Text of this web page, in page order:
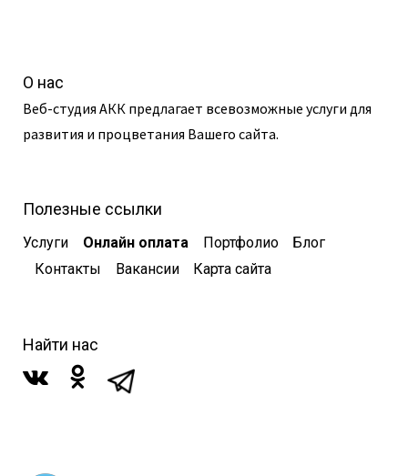
О нас
Веб-студия АКК предлагает всевозможные услуги для
развития и процветания Вашего сайта.
Полезные ссылки
Услуги Онлайн оплата Портфолио
Блог
Контакты
Вакансии Карта сайта
Найти нас